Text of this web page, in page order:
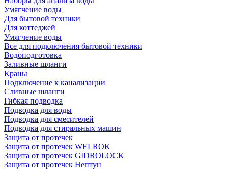
Умягчение воды
Для бытовой техники
Для коттеджей
Умягчение воды
Все для подключения бытовой техники
Водоподготовка
Заливные шланги
Краны
Подключение к канализации
Сливные шланги
Гибкая подводка
Подводка для воды
Подводка для смесителей
Подводка для стиральных машин
Защита от протечек
Защита от протечек WELROK
Защита от протечек GIDROLOCK
Защита от протечек Нептун